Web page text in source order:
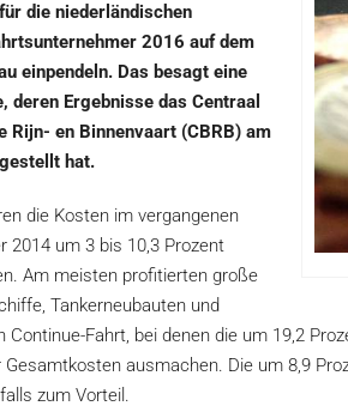
die niederländischen
2016 auf dem
einpendeln. Das besagt eine
deren Ergebnisse das Centraal
Rijn- en Binnenvaart (CBRB) am
hat.
die Kosten im vergangenen
2014 um 3 bis 10,3 Prozent
Am meisten profitierten große
Tankerneubauten und
Continue-Fahrt, bei denen die um 19,2
Gesamtkosten ausmachen. Die um 8,9
zum Vorteil.